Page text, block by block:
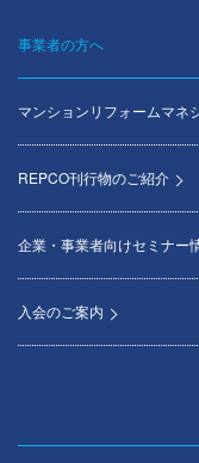
事業者の方へ
マンションリフォームマネ
REPCO刊行物のご紹介
企業・事業者向けセミナー
入会のご案内